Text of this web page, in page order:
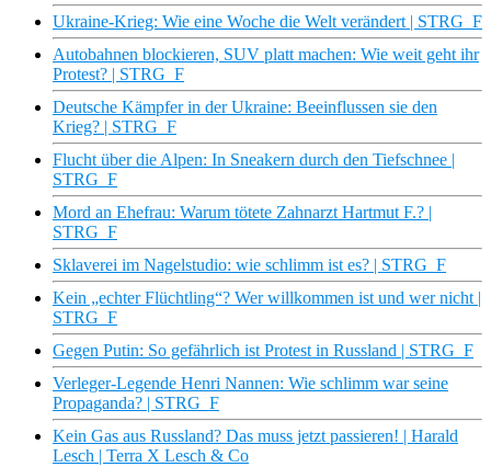
Ukraine-Krieg: Wie eine Woche die Welt verändert | STRG_F
Autobahnen blockieren, SUV platt machen: Wie weit geht ihr
Protest? | STRG_F
Deutsche Kämpfer in der Ukraine: Beeinflussen sie den
Krieg? | STRG_F
Flucht über die Alpen: In Sneakern durch den Tiefschnee |
STRG_F
Mord an Ehefrau: Warum tötete Zahnarzt Hartmut F.? |
STRG_F
Sklaverei im Nagelstudio: wie schlimm ist es? | STRG_F
Kein „echter Flüchtling“? Wer willkommen ist und wer nicht |
STRG_F
Gegen Putin: So gefährlich ist Protest in Russland | STRG_F
Verleger-Legende Henri Nannen: Wie schlimm war seine
Propaganda? | STRG_F
Kein Gas aus Russland? Das muss jetzt passieren! | Harald
Lesch | Terra X Lesch & Co